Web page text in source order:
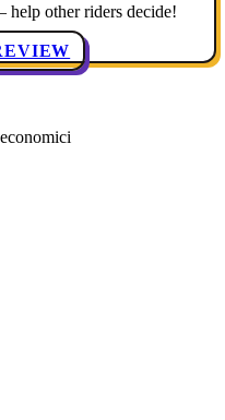
help other riders decide!